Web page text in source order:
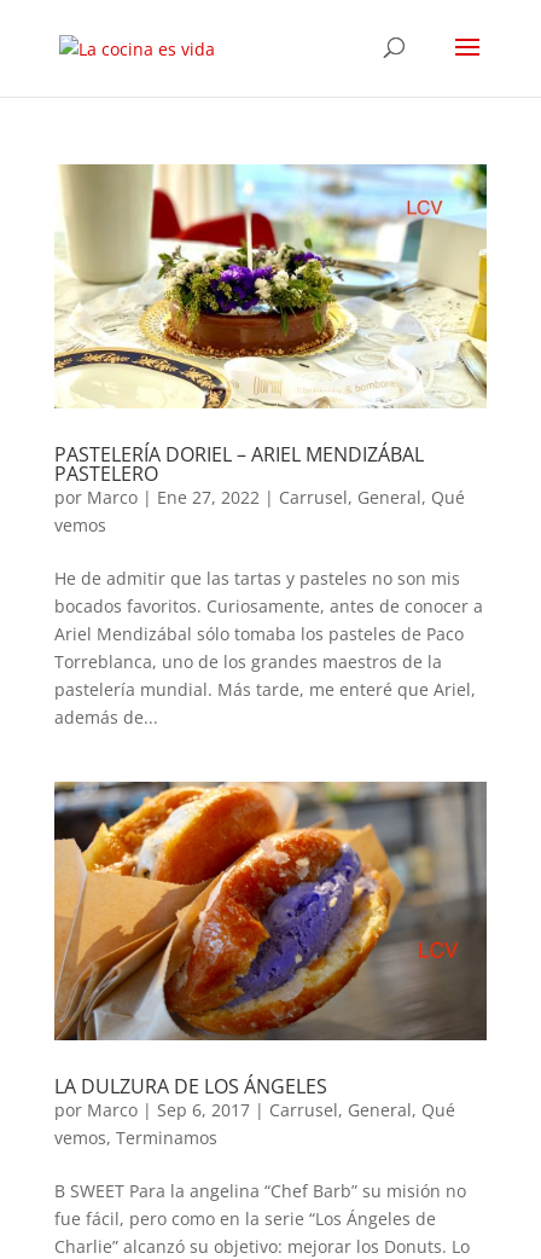
PASTELERÍA DORIEL – ARIEL MENDIZÁBAL
PASTELERO
por Marco| Ene 27, 2022 | Carrusel, General, Qué
vemos
He de admitir que las tartas y pasteles no son mis
bocados favoritos. Curiosamente, antes de conocer a
Ariel Mendizábal sólo tomaba los pasteles de Paco
Torreblanca, uno de los grandes maestros de la
pastelería mundial. Más tarde, me enteré que Ariel,
además de...
LA DULZURA DE LOS ÁNGELES
por Marco| Sep 6, 2017| Carrusel, General, Qué
vemos, Terminamos
B SWEET Para la angelina “Chef Barb” su misión no
fue fácil, pero como en la serie “Los Ángeles de
Charlie” alcanzó su objetivo: mejorar los Donuts. Lo